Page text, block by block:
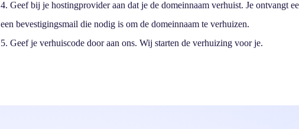
Geef bij je hostingprovider aan dat je de domeinnaam verhuist. Je ontvangt
een bevestigingsmail die nodig is om de domeinnaam te verhuizen.
Geef je verhuiscode door aan ons. Wij starten de verhuizing voor je.